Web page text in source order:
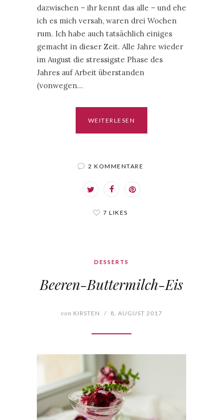
dazwischen – ihr kennt das alle – und ehe
ich es mich versah, waren drei Wochen
rum. Ich habe auch tatsächlich einiges
gemacht in dieser Zeit. Alle Jahre wieder
im August die stressigste Phase des
Jahres auf Arbeit überstanden
(vonwegen…
WEITERLESEN
2 KOMMENTARE
7 LIKES
DESSERTS
Beeren-Buttermilch-Eis
von KIRSTEN / 8. AUGUST 2017